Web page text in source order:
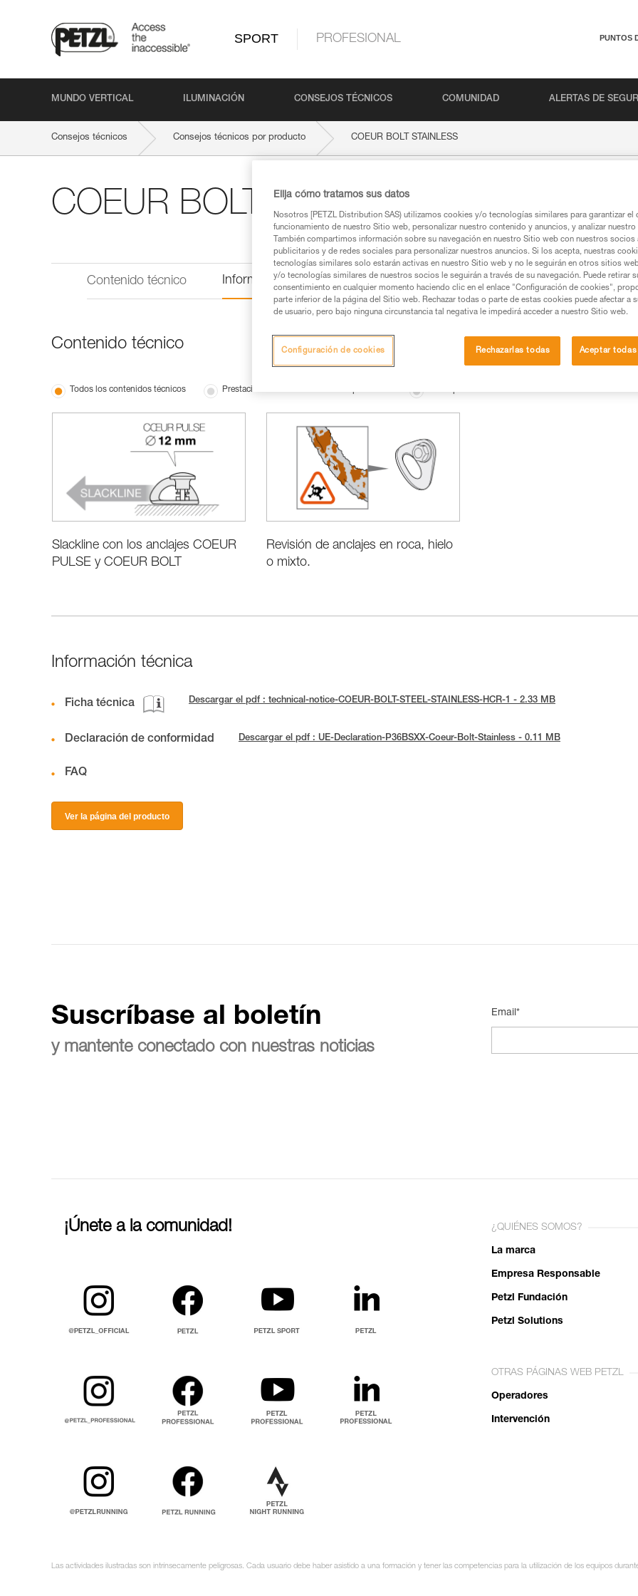
SPORT PROFESIONAL PUNTOS
MUNDO VERTICAL ILUMINACIÓN CONSEJOS TÉCNICOS COMUNIDAD ALERTAS DE
Consejos técnicos Consejos técnicos por producto COEUR BOLT STAINLESS
COEUR BOLT STAINLESS
Contenido técnico Información técnica
Contenido técnico
Todos los contenidos técnicos Prestaciones e información de los productos
Slackline con los anclajes COEUR
PULSE y COEUR BOLT
Revisión de anclajes en roca, hielo
o mixto.
Información técnica
Ficha técnica Descargar el pdf : technical-notice-COEUR-BOLT-STEEL-STAINLESS-HCR-1 - 2.33 MB
Declaración de conformidad Descargar el pdf : UE-Declaration-P36BSXX-Coeur-Bolt-Stainless - 0.11 MB
FAQ
Ver la página del producto
Suscríbase al boletín
y mantente conectado con nuestras noticias
Email*
¡Únete a la comunidad! ¿QUIÉNES SOMOS?
La marca
Empresa Responsable
Petzl Fundación
Petzl Solutions
OTRAS PÁGINAS WEB PETZL
Operadores
Intervención
Las actividades ilustradas son intrínsecamente peligrosas. Cada usuario debe haber asistido a una formación y tener las competencias para la utilización de los equipos
Elija cómo tratamos sus datos
Nosotros [PETZL Distribution SAS) utilizamos cookies y/o tecnologías similares para garantizar el
funcionamiento de nuestro Sitio web, personalizar nuestro contenido y anuncios, y analizar
También compartimos información sobre su navegación en nuestro Sitio web con nuestros socios
publicitarios y de redes sociales para personalizar nuestros anuncios. Si los acepta, nuestras
tecnologías similares solo estarán activas en nuestro Sitio web y no le seguirán en otros sitios
y/o tecnologías similares de nuestros socios le seguirán a través de su navegación. Puede retirar
consentimiento en cualquier momento haciendo clic en el enlace "Configuración de cookies",
parte inferior de la página del Sitio web. Rechazar todas o parte de estas cookies puede afectar a
de usuario, pero bajo ninguna circunstancia tal negativa le impedirá acceder a nuestro Sitio web.
Rechazarlas todas Aceptar
Configuración de cookies